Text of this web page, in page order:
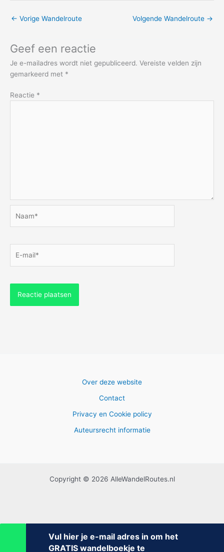
← Vorige Wandelroute Volgende Wandelroute →
Geef een reactie
Je e-mailadres wordt niet gepubliceerd. Vereiste velden zijn
gemarkeerd met *
Reactie *
mail*
Over deze website
Contact
Privacy en Cookie policy
Auteursrecht informatie
Copyright © 2026 AlleWandelRoutes.nl
Vul hier je e-mail adres in om het
GRATIS wandelboekje te